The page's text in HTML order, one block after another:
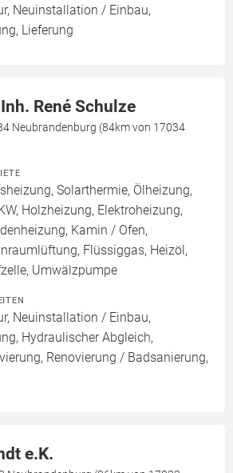
Neuinstallation / Einbau,
Lieferung
René Schulze
Neubrandenburg (84km von 17034
Solarthermie, Ölheizung,
Holzheizung, Elektroheizung,
Kamin / Ofen,
Flüssiggas, Heizöl,
Umwälzpumpe
Neuinstallation / Einbau,
Hydraulischer Abgleich,
Renovierung / Badsanierung,
e.K.